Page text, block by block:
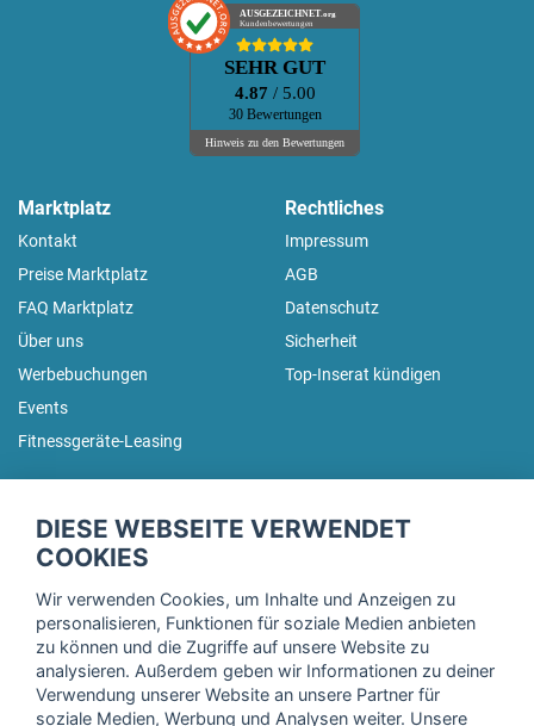
AUSGEZEICHNET.org
Kundenbewertungen
SEHR GUT
4.87 / 5.00
30 Bewertungen
Hinweis zu den Bewertungen
Marktplatz
Kontakt
Preise Marktplatz
FAQ Marktplatz
Über uns
Werbebuchungen
Events
Fitnessgeräte-Leasing
Rechtliches
Impressum
AGB
Datenschutz
Sicherheit
Top-Inserat kündigen
Trage dich hier für unseren Newsletter ein und erhalte regelmäßig
Ich stimme der Verarbeitung meiner Daten, wie in der
Einwilligungserklärungder fitnessmarkt.de services GmbH
DIESE WEBSEITE VERWENDET
COOKIES
Wir verwenden Cookies, um Inhalte und Anzeigen zu
personalisieren, Funktionen für soziale Medien anbieten
zu können und die Zugriffe auf unsere Website zu
analysieren. Außerdem geben wir Informationen zu deiner
Verwendung unserer Website an unsere Partner für
soziale Medien, Werbung und Analysen weiter. Unsere